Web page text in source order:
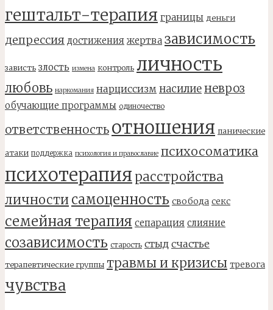
гештальт-терапия границы деньги
депрессия достижения жертва зависимость
зависть злость измена контроль личность
любовь наркомания нарциссизм насилиеневроз
обучающие программы одиночество
ответственность отношения панические
атаки поддержка психология и православие психосоматика
психотерапия расстройства
личности самоценность свобода секс
семейная терапия сепарация слияние
созависимость старость стыд счастье
терапевтические группы травмы и кризисы тревога
чувства